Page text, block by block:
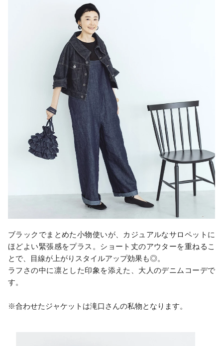
ブラックでまとめた小物使いが、カジュアルなサロペットに
ほどよい緊張感をプラス。ショート丈のアウターを重ねるこ
とで、目線が上がりスタイルアップ効果も◎。
ラフさの中に凛とした印象を添えた、大人のデニムコーデで
す。
※合わせたジャケットは滝口さんの私物となります。